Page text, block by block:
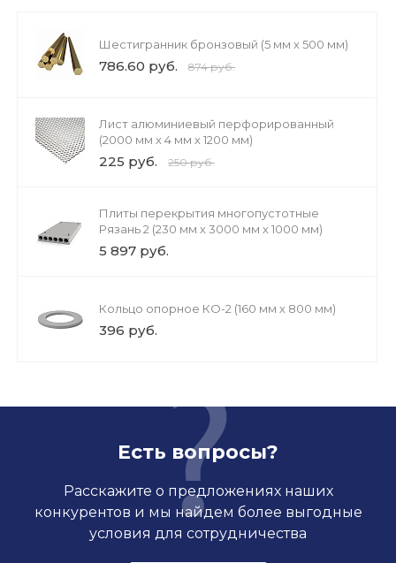
Шестигранник бронзовый (5 мм х 500 мм)
786.60 руб. 874 руб.
Лист алюминиевый перфорированный
(2000 мм х 4 мм х 1200 мм)
225 руб. 250 руб.
Плиты перекрытия многопустотные
Рязань 2 (230 мм х 3000 мм х 1000 мм)
5 897 руб.
Кольцо опорное КО-2 (160 мм х 800 мм)
396 руб.
Есть вопросы?
Расскажите о предложениях наших
конкурентов и мы найдем более выгодные
условия для сотрудничества